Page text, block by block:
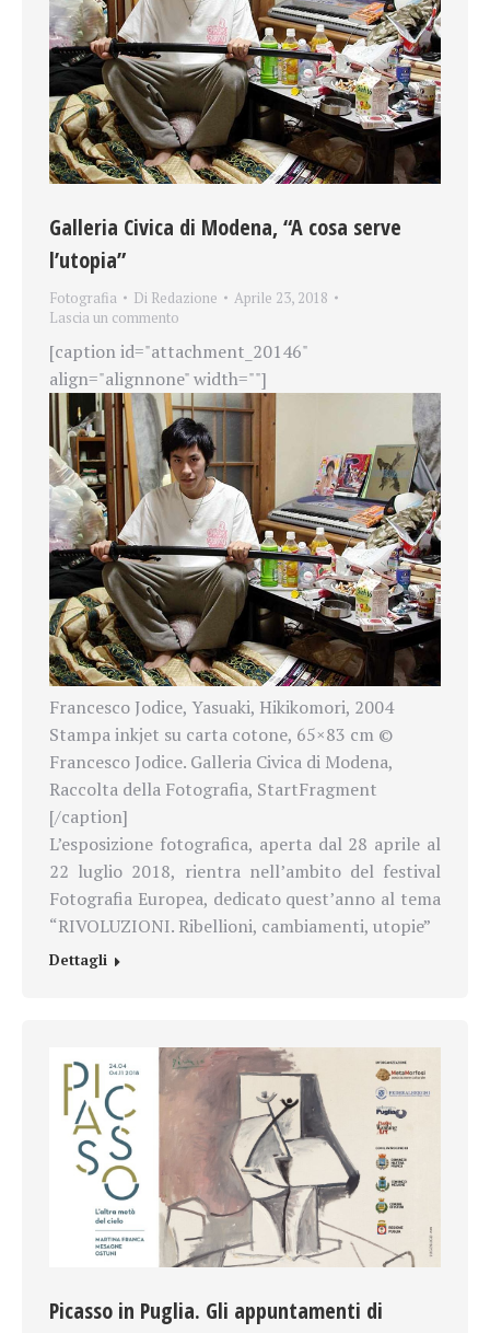
Galleria Civica di Modena, “A cosa serve
l’utopia”
Fotografia Di Redazione
Aprile 23, 2018
Lascia un commento
[caption id="attachment_20146"
align="alignnone" width=""]
Francesco Jodice, Yasuaki, Hikikomori, 2004
Stampa inkjet su carta cotone, 65×83 cm ©
Francesco Jodice. Galleria Civica di Modena,
Raccolta della Fotografia, StartFragment
[/caption]
L’esposizione fotografica, aperta dal 28 aprile al
22 luglio 2018, rientra nell’ambito del festival
Fotografia Europea, dedicato quest’anno al tema
“RIVOLUZIONI. Ribellioni, cambiamenti, utopie”
Dettagli
Picasso in Puglia. Gli appuntamenti di